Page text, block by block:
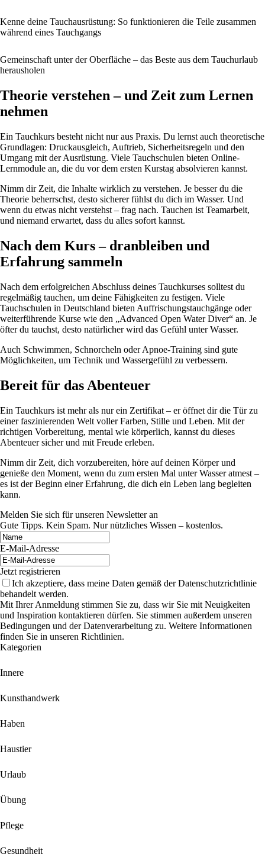
Kenne deine Tauchausrüstung: So funktionieren die Teile zusammen
während eines Tauchgangs
Gemeinschaft unter der Oberfläche – das Beste aus dem Tauchurlaub
herausholen
Theorie verstehen – und Zeit zum Lernen
nehmen
Ein Tauchkurs besteht nicht nur aus Praxis. Du lernst auch theoretische
Grundlagen: Druckausgleich, Auftrieb, Sicherheitsregeln und den
Umgang mit der Ausrüstung. Viele Tauchschulen bieten Online-
Lernmodule an, die du vor dem ersten Kurstag absolvieren kannst.
Nimm dir Zeit, die Inhalte wirklich zu verstehen. Je besser du die
Theorie beherrschst, desto sicherer fühlst du dich im Wasser. Und
wenn du etwas nicht verstehst – frag nach. Tauchen ist Teamarbeit,
und niemand erwartet, dass du alles sofort kannst.
Nach dem Kurs – dranbleiben und
Erfahrung sammeln
Nach dem erfolgreichen Abschluss deines Tauchkurses solltest du
regelmäßig tauchen, um deine Fähigkeiten zu festigen. Viele
Tauchschulen in Deutschland bieten Auffrischungstauchgänge oder
weiterführende Kurse wie den „Advanced Open Water Diver“ an. Je
öfter du tauchst, desto natürlicher wird das Gefühl unter Wasser.
Auch Schwimmen, Schnorcheln oder Apnoe-Training sind gute
Möglichkeiten, um Technik und Wassergefühl zu verbessern.
Bereit für das Abenteuer
Ein Tauchkurs ist mehr als nur ein Zertifikat – er öffnet dir die Tür zu
einer faszinierenden Welt voller Farben, Stille und Leben. Mit der
richtigen Vorbereitung, mental wie körperlich, kannst du dieses
Abenteuer sicher und mit Freude erleben.
Nimm dir Zeit, dich vorzubereiten, höre auf deinen Körper und
genieße den Moment, wenn du zum ersten Mal unter Wasser atmest –
es ist der Beginn einer Erfahrung, die dich ein Leben lang begleiten
kann.
Melden Sie sich für unseren Newsletter an
Gute Tipps. Kein Spam. Nur nützliches Wissen – kostenlos.
E-Mail-Adresse
Jetzt registrieren
Ich akzeptiere, dass meine Daten gemäß der Datenschutzrichtlinie
behandelt werden.
Mit Ihrer Anmeldung stimmen Sie zu, dass wir Sie mit Neuigkeiten
und Inspiration kontaktieren dürfen. Sie stimmen außerdem unseren
Bedingungen und der Datenverarbeitung zu. Weitere Informationen
finden Sie in unseren Richtlinien.
Kategorien
Innere
Kunsthandwerk
Haben
Haustier
Urlaub
Übung
Pflege
Gesundheit